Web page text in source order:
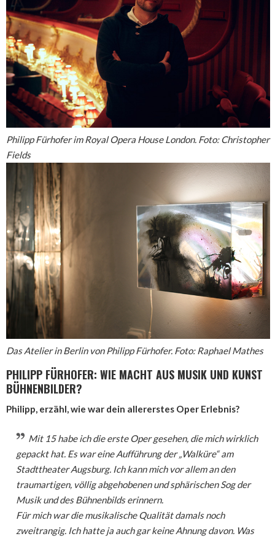
Philipp Fürhofer im Royal Opera House London. Foto: Christopher
Fields
Das Atelier in Berlin von Philipp Fürhofer. Foto: Raphael Mathes
PHILIPP FÜRHOFER: WIE MACHT AUS MUSIK UND KUNST
BÜHNENBILDER?
Philipp, erzähl, wie war dein allererstes Oper Erlebnis?
Mit 15 habe ich die erste Oper gesehen, die mich wirklich
gepackt hat. Es war eine Aufführung der „Walküre“ am
Stadttheater Augsburg. Ich kann mich vor allem an den
traumartigen, völlig abgehobenen und sphärischen Sog der
Musik und des Bühnenbilds erinnern.
Für mich war die musikalische Qualität damals noch
zweitrangig. Ich hatte ja auch gar keine Ahnung davon. Was